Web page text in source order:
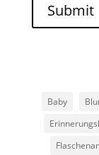
Submit
Baby